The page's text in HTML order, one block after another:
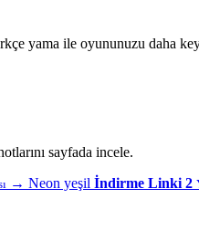
yama ile oyununuzu daha
sayfada incele.
→ Neon yeşil İndirme Linki 2